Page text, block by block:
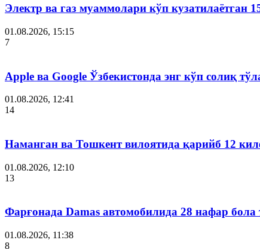
Электр ва газ муаммолари кўп кузатилаётган
01.08.2026, 15:15
7
Apple ва Google Ўзбекистонда энг кўп солиқ
01.08.2026, 12:41
14
Наманган ва Тошкент вилоятида қарийб 12
01.08.2026, 12:10
13
Фарғонада Damas автомобилида 28 нафар
01.08.2026, 11:38
8